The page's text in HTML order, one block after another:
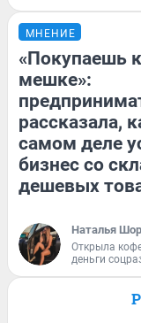
МНЕНИЕ
«Покупаешь
мешке»:
рассказала,
самом деле
бизнес со
дешевых
Наталья
Открыла
деньги